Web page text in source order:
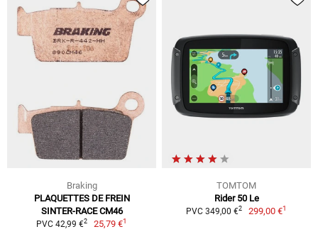
Braking
PLAQUETTES DE FREIN
SINTER-RACE CM46
PVC 42,99 €2 25,79 €1
TOMTOM
Rider 50 Le
PVC 349,00 €2 299,00 €1